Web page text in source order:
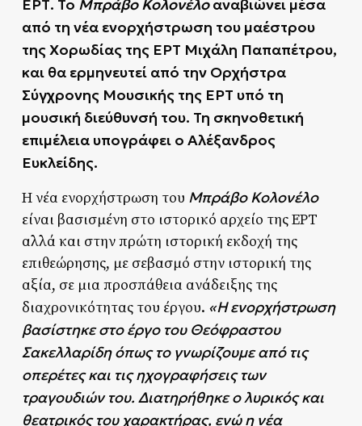
ΕΡΤ. Το Μπράβο Κολονέλοαναβιώνει μέσα
από τη νέα ενορχήστρωση του μαέστρου
της Χορωδίας της ΕΡΤ Μιχάλη Παπαπέτρου,
και θα ερμηνευτεί από την Ορχήστρα
Σύγχρονης Μουσικής της ΕΡΤ υπό τη
μουσική διεύθυνσή του. Τη σκηνοθετική
επιμέλεια υπογράφει ο Αλέξανδρος
Ευκλείδης.
Η νέα ενορχήστρωση του Μπράβο Κολονέλο
είναι βασισμένη στο ιστορικό αρχείο της ΕΡΤ
αλλά και στην πρώτη ιστορική εκδοχή της
επιθεώρησης, με σεβασμό στην ιστορική της
αξία, σε μια προσπάθεια ανάδειξης της
διαχρονικότητας του έργου. «Η ενορχήστρωση
βασίστηκε στο έργο του Θεόφραστου
Σακελλαρίδη όπως το γνωρίζουμε από τις
οπερέτες και τις ηχογραφήσεις των
τραγουδιών του. Διατηρήθηκε ο λυρικός και
θεατρικός του χαρακτήρας, ενώ η νέα